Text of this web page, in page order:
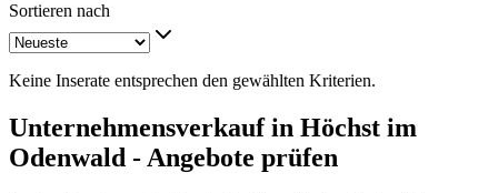
Sortieren nach
Keine Inserate entsprechen den gewählten Kriterien.
Unternehmensverkauf in Höchst im
Odenwald - Angebote prüfen